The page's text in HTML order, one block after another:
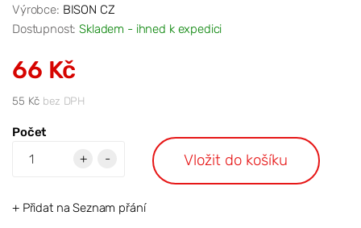
Výrobce: BISON CZ
Dostupnost:Skladem - ihned k expedici
66 Kč
55 Kč bez DPH
Počet
+
- Vložit do košíku
+ Přidat na Seznam přání